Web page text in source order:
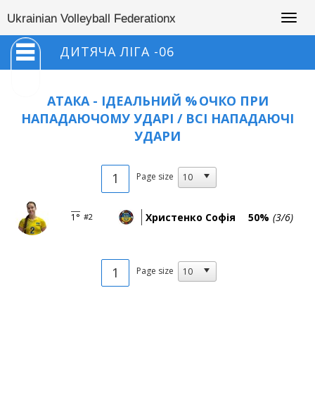
Ukrainian Volleyball Federationx
ДИТЯЧА ЛІГА -06
АТАКА - ІДЕАЛЬНИЙ %ОЧКО ПРИ
НАПАДАЮЧОМУ УДАРІ / ВСІ НАПАДАЮЧІ
УДАРИ
1 Page size
1° #2 Христенко Софія 50% (3/6)
1 Page size